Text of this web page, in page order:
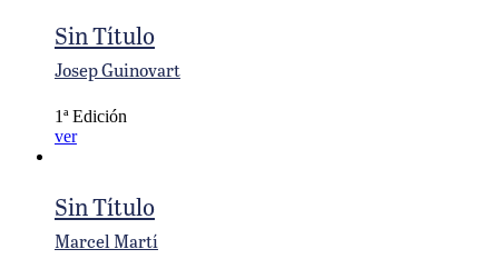
Sin Título
Josep Guinovart
1ª Edición
ver
Sin Título
Marcel Martí